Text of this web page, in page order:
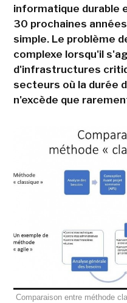
informatique durable
30 prochaines
simple. Le problème
complexe lorsqu'il
d'infrastructures
secteurs où la durée
n'excède que
Comparaison entre méthode